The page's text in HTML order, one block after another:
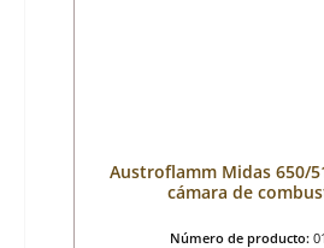
Austroflamm Midas 650/
cámara de
Número de producto: